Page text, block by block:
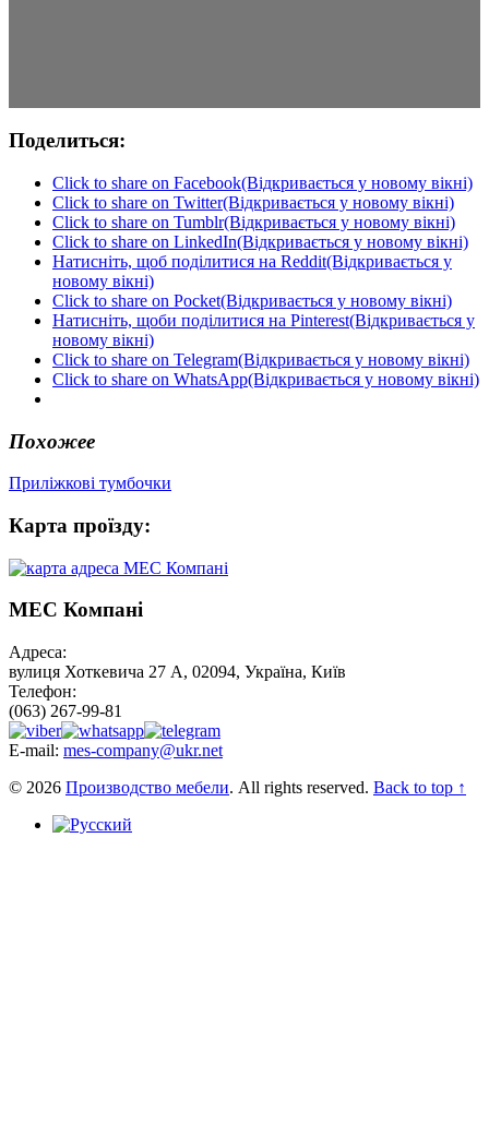
Поделиться:
Click to share on Facebook(Відкривається у новому вікні)
Click to share on Twitter(Відкривається у новому вікні)
Click to share on Tumblr(Відкривається у новому вікні)
Click to share on LinkedIn(Відкривається у новому вікні)
Натисніть, щоб поділитися на Reddit(Відкривається у
новому вікні)
Click to share on Pocket(Відкривається у новому вікні)
Натисніть, щоби поділитися на Pinterest(Відкривається у
новому вікні)
Click to share on Telegram(Відкривається у новому вікні)
Click to share on WhatsApp(Відкривається у новому вікні)
Похожее
Приліжкові тумбочки
Карта проїзду:
МЕС Компані
Адреса:
вулиця Хоткевича 27 А, 02094, Україна, Київ
Телефон:
(063) 267-99-81
E-mail: mes-company@ukr.net
© 2026 Производство мебели. All rights reserved. Back to top ↑